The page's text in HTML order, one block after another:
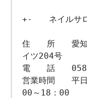
-+ Nail
+- ネイルサロ
住 所 愛知県
イツ204号
電 話
営業時間 平日
00～18：00